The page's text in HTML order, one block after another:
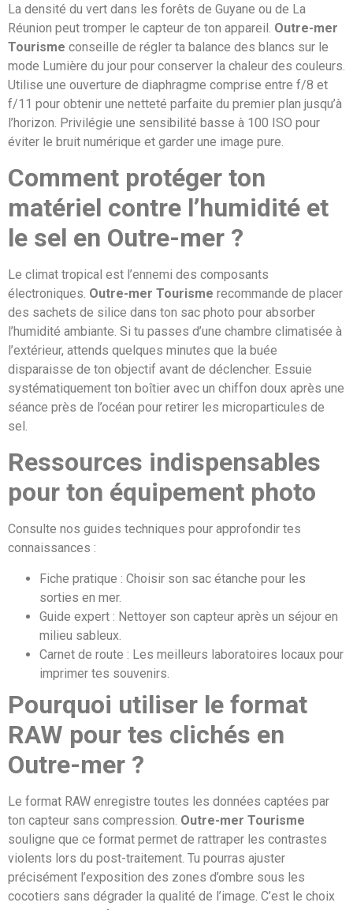
La densité du vert dans les forêts de Guyane ou de La
Réunion peut tromper le capteur de ton appareil. Outre-mer
Tourisme conseille de régler ta balance des blancs sur le
mode Lumière du jour pour conserver la chaleur des couleurs.
Utilise une ouverture de diaphragme comprise entre f/8 et
f/11 pour obtenir une netteté parfaite du premier plan jusqu’à
l’horizon. Privilégie une sensibilité basse à 100 ISO pour
éviter le bruit numérique et garder une image pure.
Comment protéger ton
matériel contre l’humidité et
le sel en Outre-mer ?
Le climat tropical est l’ennemi des composants
électroniques. Outre-mer Tourisme recommande de placer
des sachets de silice dans ton sac photo pour absorber
l’humidité ambiante. Si tu passes d’une chambre climatisée à
l’extérieur, attends quelques minutes que la buée
disparaisse de ton objectif avant de déclencher. Essuie
systématiquement ton boîtier avec un chiffon doux après une
séance près de l’océan pour retirer les microparticules de
sel.
Ressources indispensables
pour ton équipement photo
Consulte nos guides techniques pour approfondir tes
connaissances :
Fiche pratique : Choisir son sac étanche pour les
sorties en mer.
Guide expert : Nettoyer son capteur après un séjour en
milieu sableux.
Carnet de route : Les meilleurs laboratoires locaux pour
imprimer tes souvenirs.
Pourquoi utiliser le format
RAW pour tes clichés en
Outre-mer ?
Le format RAW enregistre toutes les données captées par
ton capteur sans compression. Outre-mer Tourisme
souligne que ce format permet de rattraper les contrastes
violents lors du post-traitement. Tu pourras ajuster
précisément l’exposition des zones d’ombre sous les
cocotiers sans dégrader la qualité de l’image. C’est le choix